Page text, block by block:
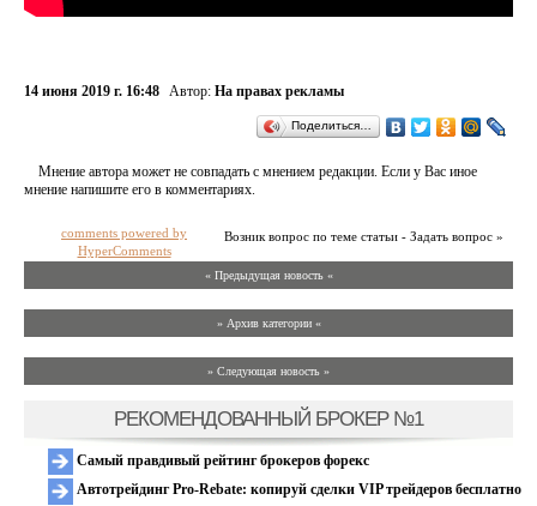
14 июня 2019 г. 16:48 Автор: На правах рекламы
Поделиться…
Мнение автора может не совпадать с мнением редакции. Если у Вас иное
мнение напишите его в комментариях.
Возник вопрос по теме статьи - Задать вопрос »
comments powered by
HyperComments
« Предыдущая новость «
» Архив категории «
» Следующая новость »
РЕКОМЕНДОВАННЫЙ БРОКЕР №1
Самый правдивый рейтинг брокеров форекс
Автотрейдинг Pro-Rebate: копируй сделки VIP трейдеров бесплатно